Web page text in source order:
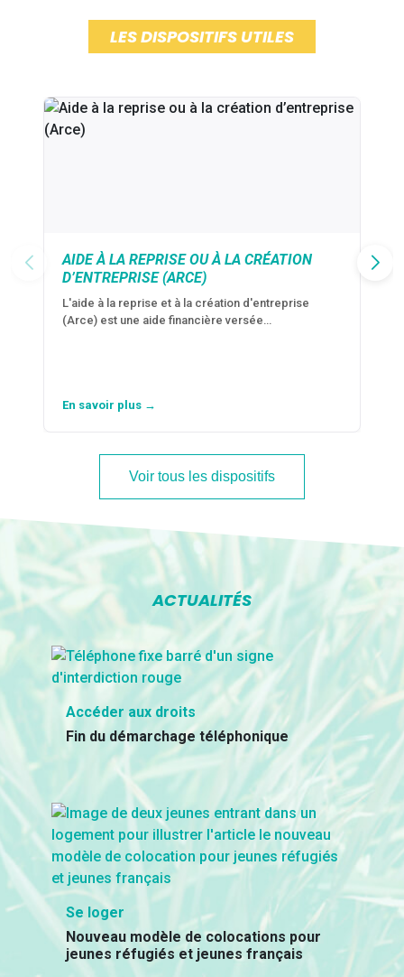
LES DISPOSITIFS UTILES
AIDE À LA REPRISE OU À LA CRÉATION
D’ENTREPRISE (ARCE)
L'aide à la reprise et à la création d'entreprise
(Arce) est une aide financière versée…
En savoir plus →
Voir tous les dispositifs
ACTUALITÉS
Accéder aux droits
Fin du démarchage téléphonique
Se loger
Nouveau modèle de colocations pour
jeunes réfugiés et jeunes français